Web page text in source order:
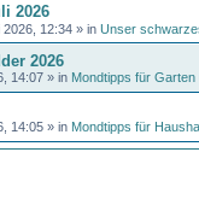
2026
2026, 12:34» in Unser
2026
14:07» in Mondtipps für
14:05» in Mondtipps für